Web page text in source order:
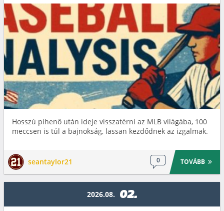
Hosszú pihenő után ideje visszatérni az MLB világába, 100
meccsen is túl a bajnokság, lassan kezdődnek az izgalmak.
seantaylor21 0 TOVÁBB
2026.08. 02.